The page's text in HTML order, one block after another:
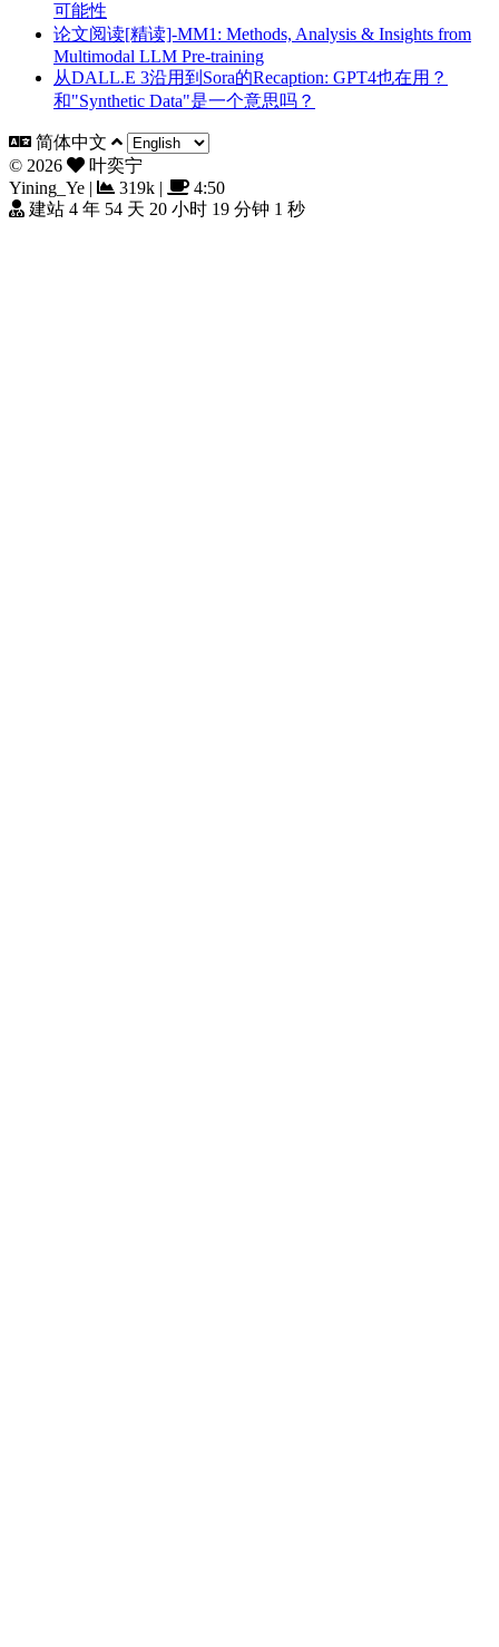
可能性
论文阅读[精读]-MM1: Methods, Analysis & Insights from
Multimodal LLM Pre-training
从DALL.E 3沿用到Sora的Recaption: GPT4也在用？
和"Synthetic Data"是一个意思吗？
简体中文
© 2026
叶奕宁
Yining_Ye | 319k |
4:50
建站 4 年 54 天 20 小时 19 分钟 3 秒